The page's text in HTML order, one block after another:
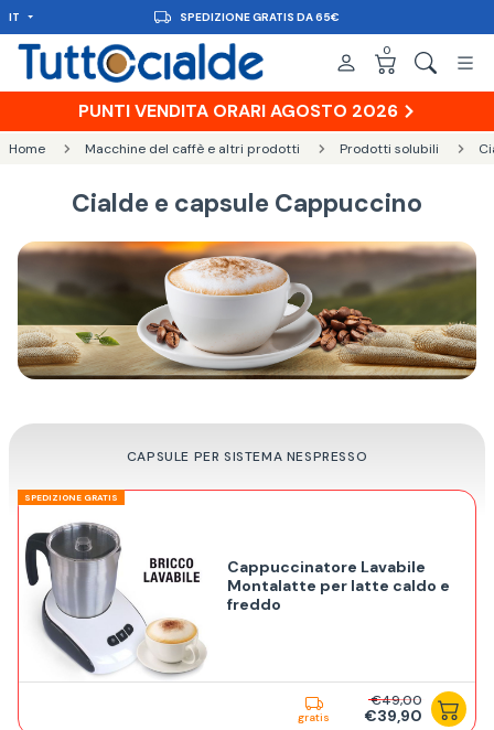
IT CONSEGNA IN 48H
0
PUNTI VENDITA ORARI AGOSTO 2026
Home Macchine del caffè e altri prodotti Prodotti solubili
Cialde e capsule Cappuccino
CAPSULE PER SISTEMA NESPRESSO
SPEDIZIONE GRATIS
Cappuccinatore Lavabile
Montalatte per latte caldo e
freddo
gratis
€49,00
€39,90